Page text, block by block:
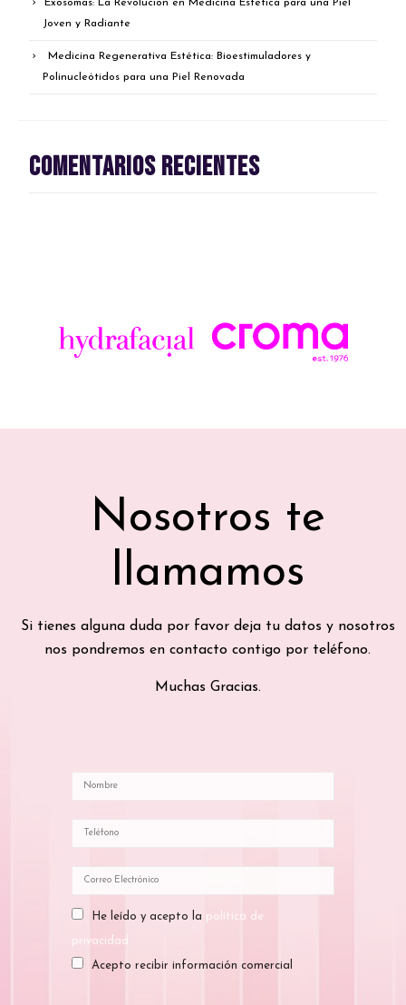
Exosomas: La Revolución en Medicina Estética para una Piel
Joven y Radiante
Medicina Regenerativa Estética: Bioestimuladores y
Polinucleótidos para una Piel Renovada
Comentarios recientes
Nosotros te
llamamos
Si tienes alguna duda por favor deja tu datos y nosotros
nos pondremos en contacto contigo por teléfono.
Muchas Gracias.
He leído y acepto la política de
privacidad
Acepto recibir información comercial